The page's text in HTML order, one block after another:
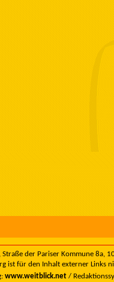
Straße der Pariser Kommune
ist für den Inhalt externer Links
www.weitblick.net /